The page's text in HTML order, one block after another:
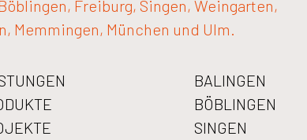
Freiburg, Singen, Weingarten,
Memmingen, München und Ulm.
BALINGEN
BÖBLINGEN
SINGEN